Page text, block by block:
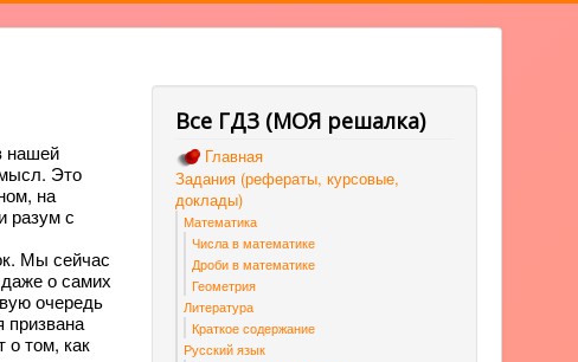
нашей
Это
на
разум с
Мы сейчас
о самих
очередь
призвана
о том, как
Все ГДЗ (МОЯ решалка)
Главная
Задания (рефераты, курсовые,
доклады)
Математика
Числа в математике
Дроби в математике
Геометрия
Литература
Краткое содержание
Русский язык